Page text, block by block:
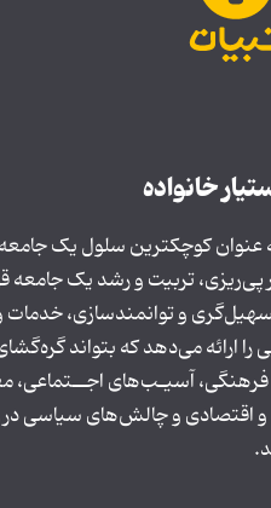
خانواده
عنوان کوچکترین سلول یک
تربیت و رشد یک جامعه
و توانمندسازی، خدمات
را ارائه می‌دهد که بتواند
آسیـب‌های اجــتماعی،
اقتصادی و چالش‌های سیاسی در